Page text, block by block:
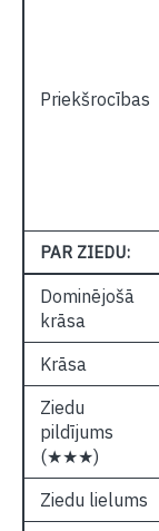
Priekšrocības
PAR ZIEDU:
Dominējošā
krāsa
Krāsa
Ziedu
pildījums
(★★★)
Ziedu lielums